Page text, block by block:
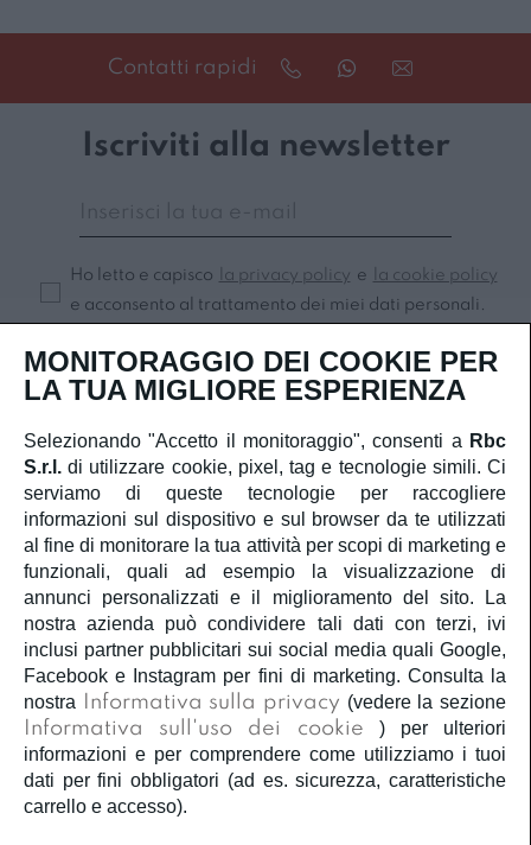
Contatti rapidi
Iscriviti alla newsletter
Ho letto e capisco la privacy policy e
la cookie policy
e acconsento al trattamento dei miei dati personali.
Iscriviti
SERVIZIO CLIENTI
ACCOUNT
CORPORATE
INFORMAZIONI LEGALI
SEGUICI
MONITORAGGIO DEI COOKIE PER
LA TUA MIGLIORE ESPERIENZA
Selezionando "Accetto il monitoraggio", consenti a Rbc
S.r.l. di utilizzare cookie, pixel, tag e tecnologie simili. Ci
serviamo di queste tecnologie per raccogliere
informazioni sul dispositivo e sul browser da te utilizzati
al fine di monitorare la tua attività per scopi di marketing e
funzionali, quali ad esempio la visualizzazione di
annunci personalizzati e il miglioramento del sito. La
nostra azienda può condividere tali dati con terzi, ivi
inclusi partner pubblicitari sui social media quali Google,
Facebook e Instagram per fini di marketing. Consulta la
nostra
Informativa sulla privacy (vedere la sezione
Informativa sull'uso dei cookie
) per ulteriori
informazioni e per comprendere come utilizziamo i tuoi
dati per fini obbligatori (ad es. sicurezza, caratteristiche
carrello e accesso).